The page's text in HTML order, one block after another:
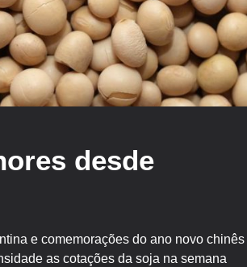
desde
e comemorações do ano novo chinês
as cotações da soja na semana